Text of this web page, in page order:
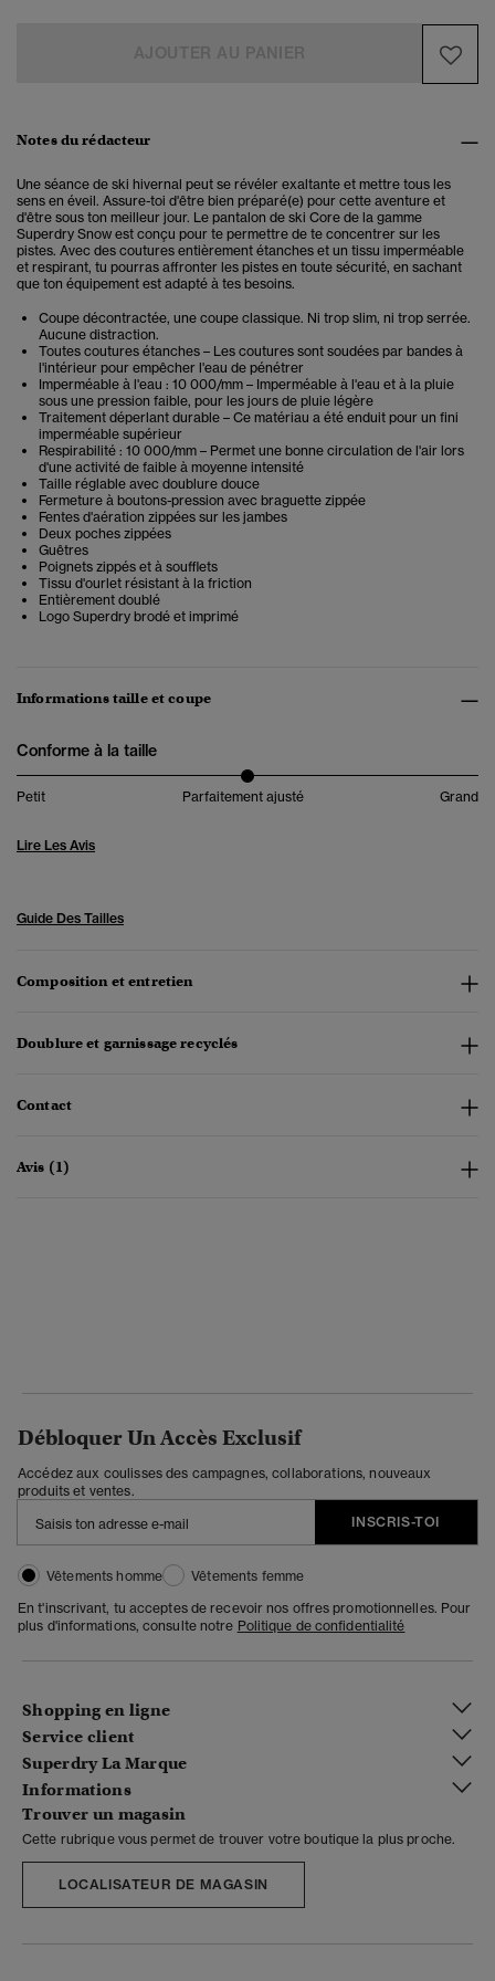
Notes du rédacteur
Une séance de ski hivernal peut se révéler exaltante et mettre tous les
sens en éveil. Assure-toi d'être bien préparé(e) pour cette aventure et
d'être sous ton meilleur jour. Le pantalon de ski Core de la gamme
Superdry Snow est conçu pour te permettre de te concentrer sur les
pistes. Avec des coutures entièrement étanches et un tissu imperméable
et respirant, tu pourras affronter les pistes en toute sécurité, en sachant
que ton équipement est adapté à tes besoins.
Coupe décontractée, une coupe classique. Ni trop slim, ni trop serrée.
Aucune distraction.
Toutes coutures étanches – Les coutures sont soudées par bandes à
l'intérieur pour empêcher l'eau de pénétrer
Imperméable à l'eau : 10 000/mm – Imperméable à l'eau et à la pluie
sous une pression faible, pour les jours de pluie légère
Traitement déperlant durable – Ce matériau a été enduit pour un fini
imperméable supérieur
Respirabilité : 10 000/mm – Permet une bonne circulation de l'air lors
d'une activité de faible à moyenne intensité
Taille réglable avec doublure douce
Fermeture à boutons-pression avec braguette zippée
Fentes d'aération zippées sur les jambes
Deux poches zippées
Guêtres
Poignets zippés et à soufflets
Tissu d'ourlet résistant à la friction
Entièrement doublé
Logo Superdry brodé et imprimé
Informations taille et coupe
Conforme à la taille
Petit Parfaitement ajusté Grand
Lire Les Avis
Guide Des Tailles
Composition et entretien
Doublure et garnissage recyclés
Contact
Avis (1)
Débloquer Un Accès Exclusif
Accédez aux coulisses des campagnes, collaborations, nouveaux
produits et ventes.
INSCRIS-TOI
Vêtements homme
Vêtements femme
En t'inscrivant, tu acceptes de recevoir nos offres promotionnelles. Pour
plus d'informations, consulte notre Politique de confidentialité
Shopping en ligne
Service client
Superdry La Marque
Informations
Trouver un magasin
Cette rubrique vous permet de trouver votre boutique la plus proche.
LOCALISATEUR DE MAGASIN